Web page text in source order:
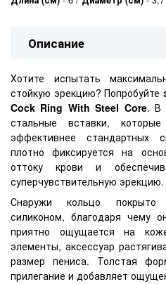
Описание
Хотите испытать
стойкую эрекцию? Попробуйте
Cock Ring With Steel Core. В
стальные вставки,
эффективнее стандартных
плотно фиксируется на
оттоку крови и
суперчувствительную эрекцию.
Снаружи кольцо покрыто
силиконом, благодаря чему
приятно ощущается на
элементы, аксессуар
размер пениса. Толстая
прилегание и добавляет